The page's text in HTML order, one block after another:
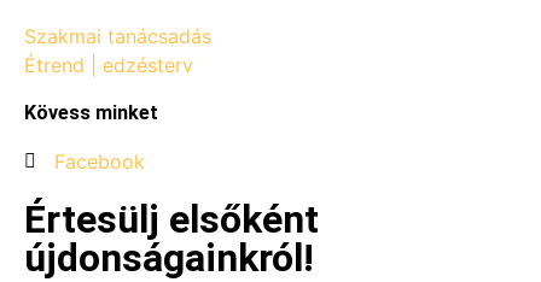
Szakmai tanácsadás
Étrend | edzésterv
Kövess minket
Facebook
Értesülj elsőként
újdonságainkról!